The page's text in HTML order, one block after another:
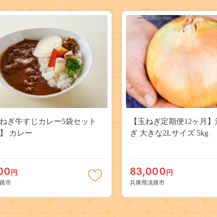
ぎ牛すじカレー5袋セット
カレー
円
市
【玉ねぎ定期便12ヶ月
ぎ 大きな2Lサイズ 5kg
83,000 円
兵庫県淡路市